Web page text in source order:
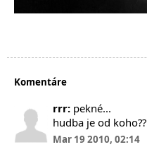
Komentáre
rrr: pekné...
hudba je od koho??
Mar 19 2010, 02:14